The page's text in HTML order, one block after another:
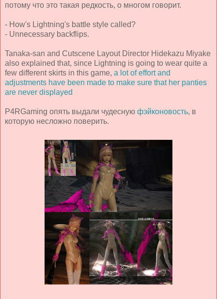
потому что это такая редкость, о многом говорит.
- How's Lightning's battle style called?
- Unnecessary backflips.
Tanaka-san and Cutscene Layout Director Hidekazu Miyake
also explained that, since Lightning is going to wear quite a
few different skirts in this game, a lot of effort and
adjustments have been made to make sure that her panties
are never displayed
P4RGaming опять выдали чудесную фэйконовость, в
которую несложно поверить.